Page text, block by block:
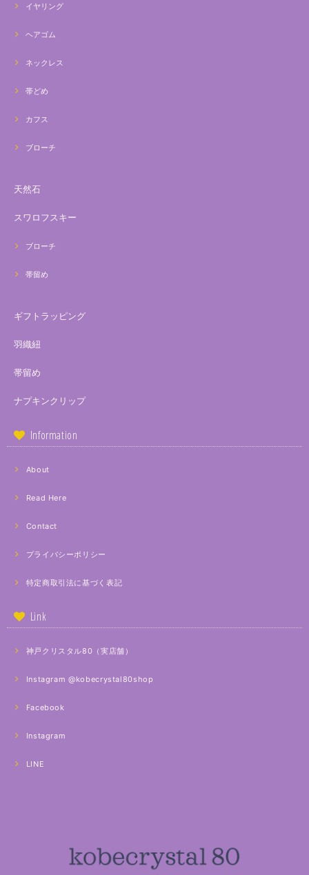
イヤリング
ヘアゴム
ネックレス
帯どめ
カフス
ブローチ
天然石
スワロフスキー
ブローチ
帯留め
ギフトラッピング
羽織紐
帯留め
ナプキンクリップ
Information
About
Read Here
Contact
プライバシーポリシー
特定商取引法に基づく表記
Link
神戸クリスタル80（実店舗）
Instagram @kobecrystal80shop
Facebook
Instagram
LINE